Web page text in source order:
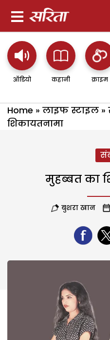
ऑडियो कहानी क्राइम
Home » लाइफ स्टाइल »
शिकायतनामा
मुहब्बत का
बुशरा खान